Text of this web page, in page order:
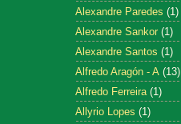
Alexandre Paredes (1)
Alexandre Sankor (1)
Alexandre Santos (1)
Alfredo Aragón - A (13)
Alfredo Ferreira (1)
Allyrio Lopes (1)